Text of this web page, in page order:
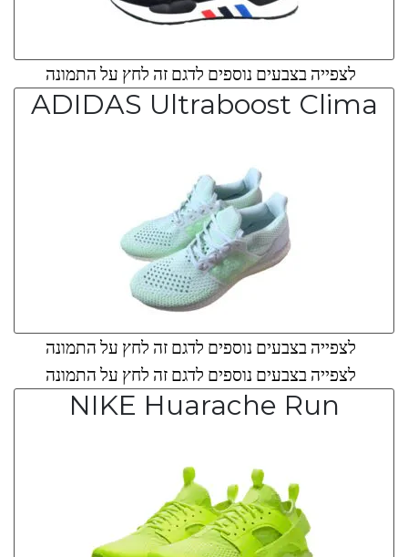
לצפייה בצבעים נוספים לדגם זה לחץ על התמונה
ADIDAS Ultraboost Clima
לצפייה בצבעים נוספים לדגם זה לחץ על התמונה
לצפייה בצבעים נוספים לדגם זה לחץ על התמונה
NIKE Huarache Run